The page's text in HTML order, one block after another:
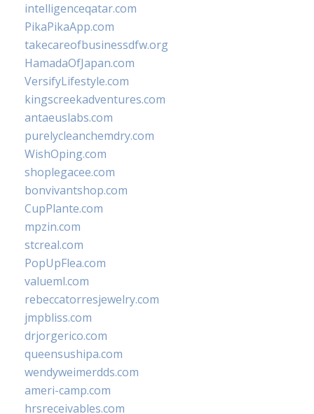
intelligenceqatar.com
PikaPikaApp.com
takecareofbusinessdfw.org
HamadaOfJapan.com
VersifyLifestyle.com
kingscreekadventures.com
antaeuslabs.com
purelycleanchemdry.com
WishOping.com
shoplegacee.com
bonvivantshop.com
CupPlante.com
mpzin.com
stcreal.com
PopUpFlea.com
valueml.com
rebeccatorresjewelry.com
jmpbliss.com
drjorgerico.com
queensushipa.com
wendyweimerdds.com
ameri-camp.com
hrsreceivables.com